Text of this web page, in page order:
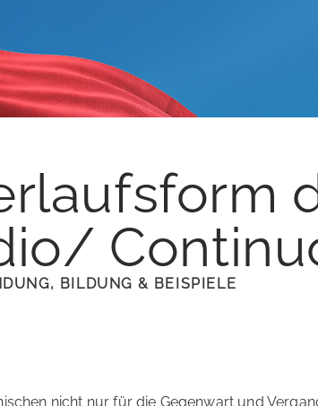
BILDUNG & BEISPIELE
nicht nur für die Gegenwart und